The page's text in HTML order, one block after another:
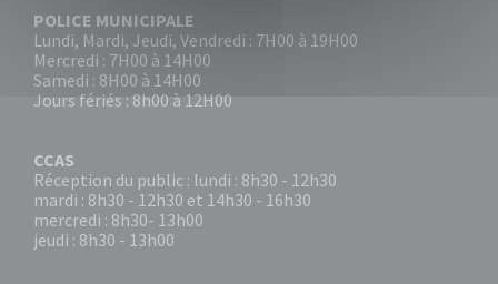
POLICE MUNICIPALE
Lundi, Mardi, Jeudi, Vendredi : 7H00 à 19H00
Mercredi : 7H00 à 14H00
Samedi : 8H00 à 14H00
Jours fériés : 8h00 à 12H00
CCAS
Réception du public : lundi : 8h30 - 12h30
mardi : 8h30 - 12h30 et 14h30 - 16h30
mercredi : 8h30- 13h00
jeudi : 8h30 - 13h00